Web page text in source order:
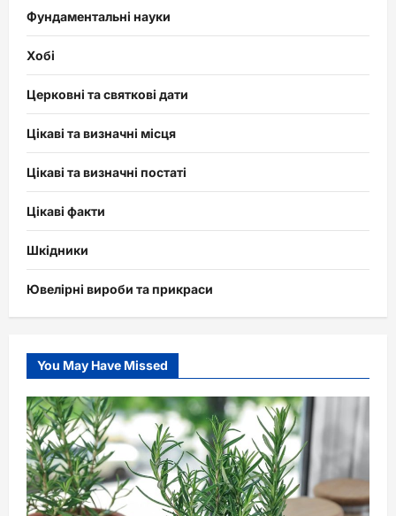
Фундаментальні науки
Хобі
Церковні та святкові дати
Цікаві та визначні місця
Цікаві та визначні постаті
Цікаві факти
Шкідники
Ювелірні вироби та прикраси
You May Have Missed